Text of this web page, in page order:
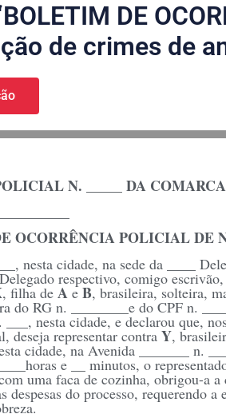
DE
de crimes de
N. _____ DA COMARCA
OCORRÊNCIA POLICIAL DE N.
nesta cidade, na sede da ____
respectivo, comigo
, filha de A eB, brasileira, solteira,
do RG n. ________e do CPF n.
___, nesta cidade, e declarou que,
deseja representar contra Y,
cidade, na Avenida _______ n.
e __ minutos, o
uma faca de cozinha, obrigou-a
despesas do processo, requerendo